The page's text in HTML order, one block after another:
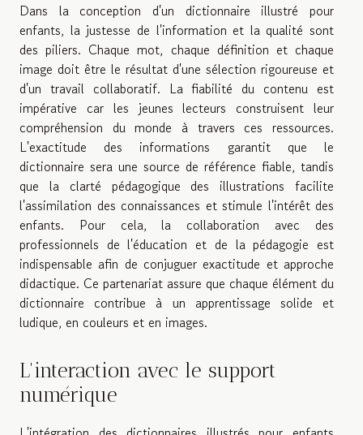
Dans la conception d'un dictionnaire illustré pour
enfants, la justesse de l'information et la qualité sont
des piliers. Chaque mot, chaque définition et chaque
image doit être le résultat d'une sélection rigoureuse et
d'un travail collaboratif. La fiabilité du contenu est
impérative car les jeunes lecteurs construisent leur
compréhension du monde à travers ces ressources.
L'exactitude des informations garantit que le
dictionnaire sera une source de référence fiable, tandis
que la clarté pédagogique des illustrations facilite
l'assimilation des connaissances et stimule l'intérêt des
enfants. Pour cela, la collaboration avec des
professionnels de l'éducation et de la pédagogie est
indispensable afin de conjuguer exactitude et approche
didactique. Ce partenariat assure que chaque élément du
dictionnaire contribue à un apprentissage solide et
ludique, en couleurs et en images.
L'interaction avec le support
numérique